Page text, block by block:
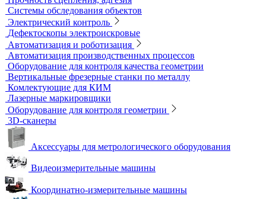
Виброизмерительные приборы
Диагностика свай
Измерители теплопроводности
Контроль арматуры
Контроль дорог и грунтов
Контроль прочности бетона
Приборы теплового контроля
Прочность сцепления, адгезия
Системы обследования объектов
Электрический контроль
Дефектоскопы электроискровые
Автоматизация и роботизация
Автоматизация производственных процессов
Оборудование для контроля качества геометрии
Вертикальные фрезерные станки по металлу
Комлектующие для КИМ
Лазерные маркировщики
Оборудование для контроля геометрии